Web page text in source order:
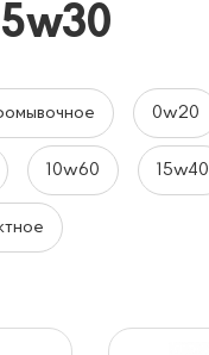
0w20
10w60 15w40